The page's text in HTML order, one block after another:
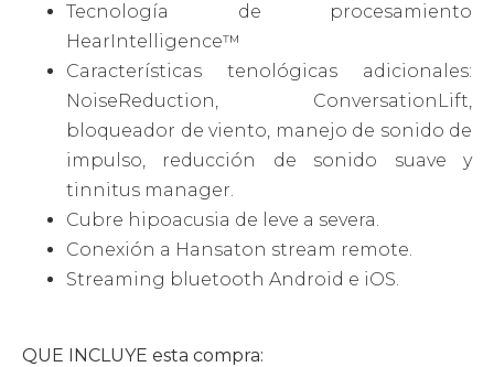
Tecnología de procesamiento
HearIntelligence™
Características tenológicas adicionales:
NoiseReduction, ConversationLift,
bloqueador de viento, manejo de sonido de
impulso, reducción de sonido suave y
tinnitus manager.
Cubre hipoacusia de leve a severa.
Conexión a Hansaton stream remote.
Streaming bluetooth Android e iOS.
QUE INCLUYE esta compra: